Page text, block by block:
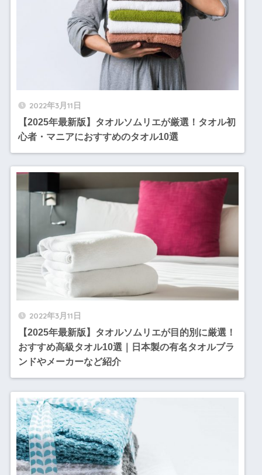
2022年3月11日
【2025年最新版】タオルソムリエが厳選！タオル初
心者・マニアにおすすめのタオル10選
2022年3月11日
【2025年最新版】タオルソムリエが目的別に厳選！
おすすめ高級タオル10選｜日本製の有名タオルブラ
ンドやメーカーなど紹介